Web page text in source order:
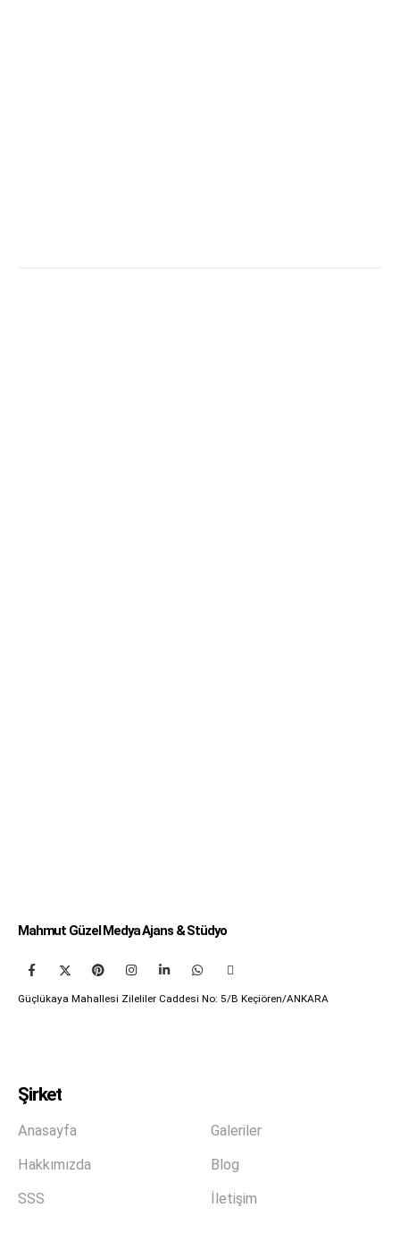
Mahmut Güzel Medya Ajans & Stüdyo
Güçlükaya Mahallesi Zileliler Caddesi No: 5/B Keçiören/ANKARA
Şirket
Anasayfa
Hakkımızda
SSS
Galeriler
Blog
İletişim